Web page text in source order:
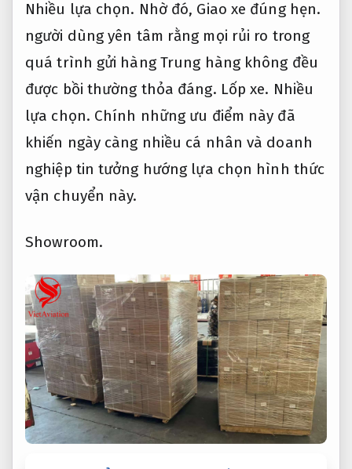
Nhiều lựa chọn. Nhờ đó, Giao xe đúng hẹn.
người dùng yên tâm rằng mọi rủi ro trong
quá trình gửi hàng Trung hàng không đều
được bồi thường thỏa đáng. Lốp xe. Nhiều
lựa chọn. Chính những ưu điểm này đã
khiến ngày càng nhiều cá nhân và doanh
nghiệp tin tưởng hướng lựa chọn hình thức
vận chuyển này.
Showroom.